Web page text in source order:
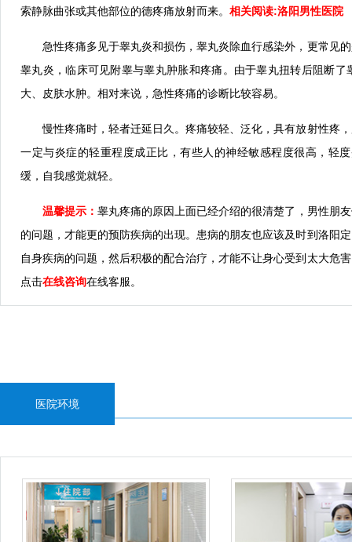
索静脉曲张或其他部位的德疼痛放射而来。 相关阅读:洛阳男性医院
急性疼痛多见于睾丸炎和损伤，睾丸炎除血行感染外，更常见的
睾丸炎，临床可见附睾与睾丸肿胀和疼痛。由于睾丸扭转后阻断
大、皮肤水肿。相对来说，急性疼痛的诊断比较容易。
慢性疼痛时，轻者迁延日久。疼痛较轻、泛化，具有放射性疼，
一定与炎症的轻重程度成正比，有些人的神经敏感程度很高，轻
缓，自我感觉就轻。
温馨提示：睾丸疼痛的原因上面已经介绍的很清楚了，男性朋
的问题，才能更的预防疾病的出现。患病的朋友也应该及时到洛阳
自身疾病的问题，然后积极的配合治疗，才能不让身心受到太大危
点击在线咨询在线客服。
医院环境